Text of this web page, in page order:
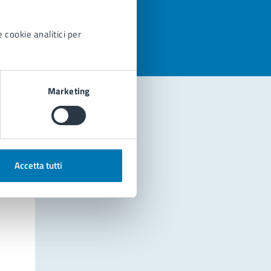
cookie analitici per
Marketing
Accetta tutti